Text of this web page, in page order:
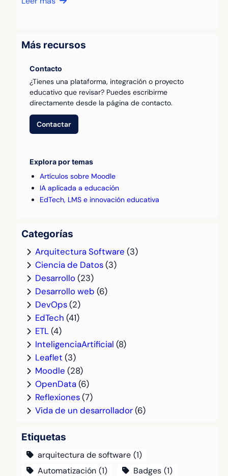
Más recursos
Contacto
¿Tienes una plataforma, integración o proyecto
educativo que revisar? Puedes escribirme
directamente desde la página de contacto.
Contactar
Explora por temas
Artículos sobre Moodle
IA aplicada a educación
EdTech, LMS e innovación educativa
Categorías
Arquitectura Software (3)
Ciencia de Datos(3)
Desarrollo(23)
Desarrollo web (6)
DevOps(2)
EdTech (41)
ETL(4)
InteligenciaArtificial (8)
Leaflet (3)
Moodle (28)
OpenData(6)
Reflexiones(7)
Vida de un desarrollador(6)
Etiquetas
arquitectura de software (1)
Automatización (1) Badges (1)